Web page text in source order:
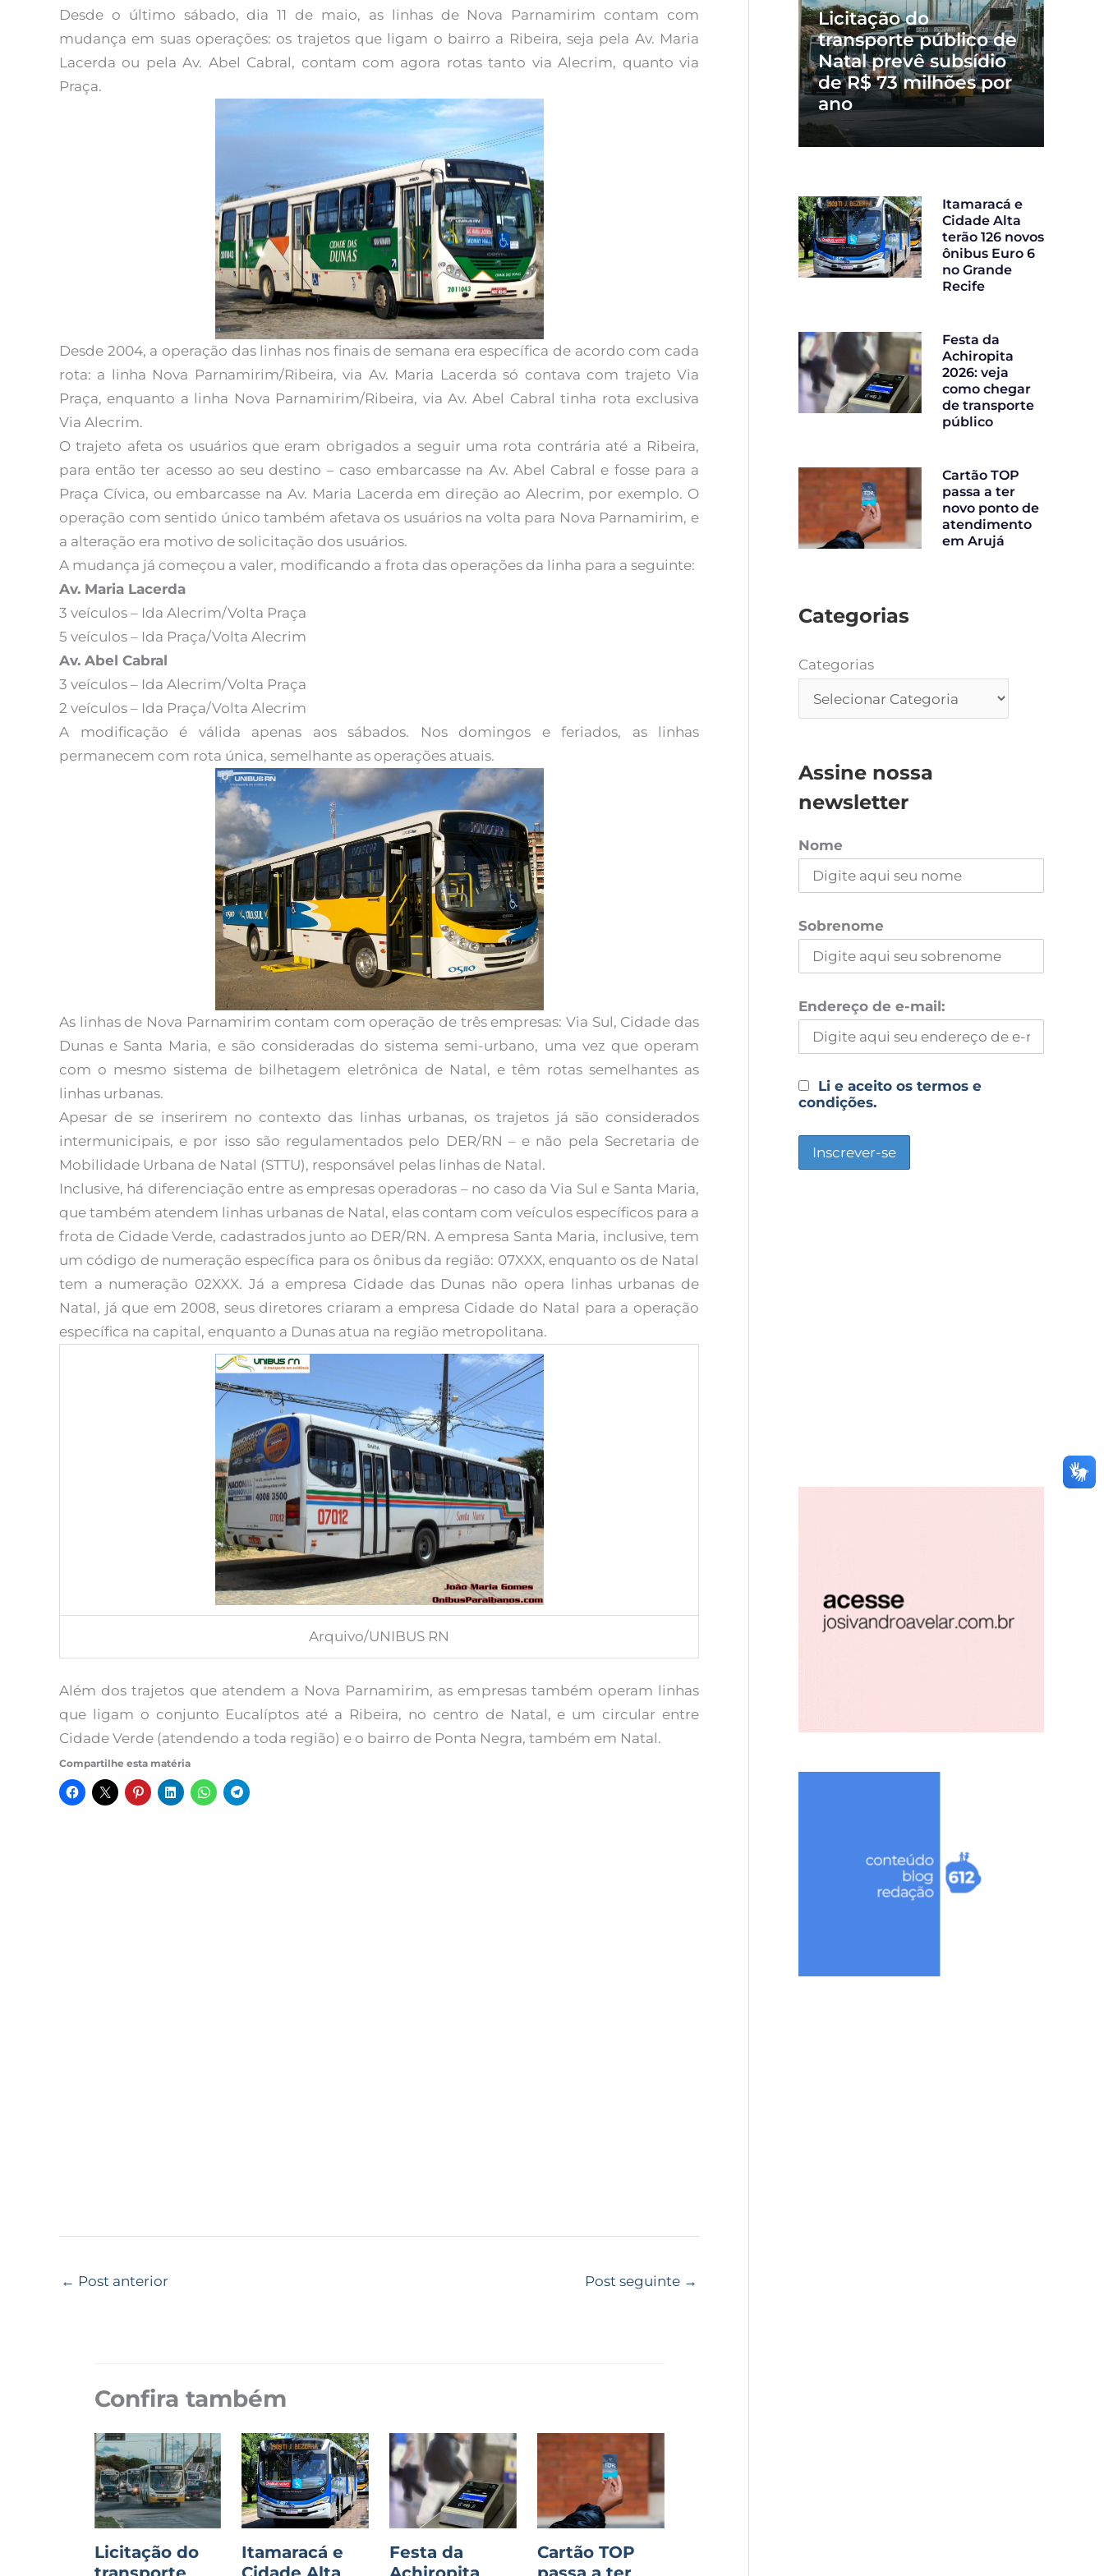
Desde o último sábado, dia 11 de maio, as linhas de Nova Parnamirim contam com
mudança em suas operações: os trajetos que ligam o bairro a Ribeira, seja pela Av. Maria
Lacerda ou pela Av. Abel Cabral, contam com agora rotas tanto via Alecrim, quanto via
Praça.
Desde 2004, a operação das linhas nos finais de semana era específica de acordo com cada
rota: a linha Nova Parnamirim/Ribeira, via Av. Maria Lacerda só contava com trajeto Via
Praça, enquanto a linha Nova Parnamirim/Ribeira, via Av. Abel Cabral tinha rota exclusiva
Via Alecrim.
O trajeto afeta os usuários que eram obrigados a seguir uma rota contrária até a Ribeira,
para então ter acesso ao seu destino – caso embarcasse na Av. Abel Cabral e fosse para a
Praça Cívica, ou embarcasse na Av. Maria Lacerda em direção ao Alecrim, por exemplo. O
operação com sentido único também afetava os usuários na volta para Nova Parnamirim, e
a alteração era motivo de solicitação dos usuários.
A mudança já começou a valer, modificando a frota das operações da linha para a seguinte:
Av. Maria Lacerda
3 veículos – Ida Alecrim/Volta Praça
5 veículos – Ida Praça/Volta Alecrim
Av. Abel Cabral
3 veículos – Ida Alecrim/Volta Praça
2 veículos – Ida Praça/Volta Alecrim
A modificação é válida apenas aos sábados. Nos domingos e feriados, as linhas
permanecem com rota única, semelhante as operações atuais.
As linhas de Nova Parnamirim contam com operação de três empresas: Via Sul, Cidade das
Dunas e Santa Maria, e são consideradas do sistema semi-urbano, uma vez que operam
com o mesmo sistema de bilhetagem eletrônica de Natal, e têm rotas semelhantes as
linhas urbanas.
Apesar de se inserirem no contexto das linhas urbanas, os trajetos já são considerados
intermunicipais, e por isso são regulamentados pelo DER/RN – e não pela Secretaria de
Mobilidade Urbana de Natal (STTU), responsável pelas linhas de Natal.
Inclusive, há diferenciação entre as empresas operadoras – no caso da Via Sul e Santa Maria,
que também atendem linhas urbanas de Natal, elas contam com veículos específicos para a
frota de Cidade Verde, cadastrados junto ao DER/RN. A empresa Santa Maria, inclusive, tem
um código de numeração específica para os ônibus da região: 07XXX, enquanto os de Natal
tem a numeração 02XXX. Já a empresa Cidade das Dunas não opera linhas urbanas de
Natal, já que em 2008, seus diretores criaram a empresa Cidade do Natal para a operação
específica na capital, enquanto a Dunas atua na região metropolitana.
Arquivo/UNIBUS RN
Além dos trajetos que atendem a Nova Parnamirim, as empresas também operam linhas
que ligam o conjunto Eucalíptos até a Ribeira, no centro de Natal, e um circular entre
Cidade Verde (atendendo a toda região) e o bairro de Ponta Negra, também em Natal.
Compartilhe esta matéria
← Post anterior Post seguinte →
Confira também
Licitação do
Itamaracá e
Festa da
Cartão TOP
Licitação do
transporte público de
Natal prevê subsídio
de R$ 73 milhões por
ano
Itamaracá e
Cidade Alta
terão 126 novos
ônibus Euro 6
no Grande
Recife
Festa da
Achiropita
2026: veja
como chegar
de transporte
público
Cartão TOP
passa a ter
novo ponto de
atendimento
em Arujá
Categorias
Categorias
Assine nossa
newsletter
Nome
Sobrenome
Endereço de e-mail:
Li e aceito os termos e
condições.